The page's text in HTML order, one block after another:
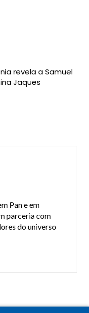
revela a Samuel
Jaques
Pan e em
parceria com
do universo